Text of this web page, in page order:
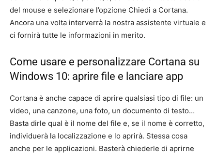
del mouse e selezionare l’opzione Chiedi a Cortana.
Ancora una volta interverrà la nostra assistente virtuale e
ci fornirà tutte le informazioni in merito.
Come usare e personalizzare Cortana su
Windows 10: aprire file e lanciare app
Cortana è anche capace di aprire qualsiasi tipo di file: un
video, una canzone, una foto, un documento di testo…
Basta dirle qual è il nome del file e, se il nome è corretto,
individuerà la localizzazione e lo aprirà. Stessa cosa
anche per le applicazioni. Basterà chiederle di aprirne